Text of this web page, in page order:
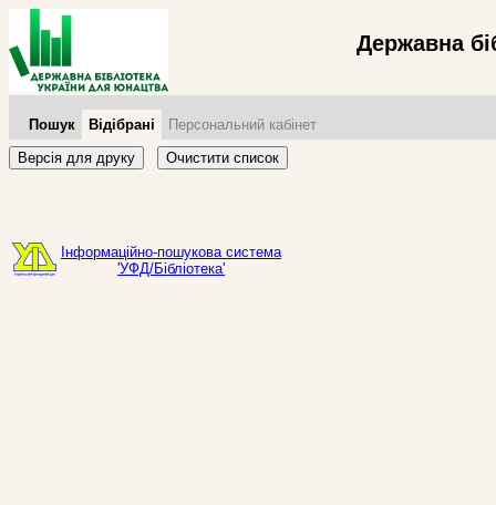
Державна
Пошук Відібрані
Персональний кабінет
Версія для друку
Очистити список
Інформаційно-пошукова система
'УФД/Бібліотека'